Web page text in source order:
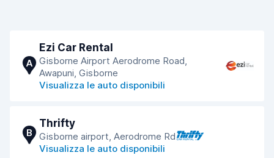
A
Ezi Car Rental
Gisborne Airport Aerodrome Road,
Awapuni, Gisborne
Visualizza le auto disponibili
B
Thrifty
Gisborne airport, Aerodrome Rd
Visualizza le auto disponibili